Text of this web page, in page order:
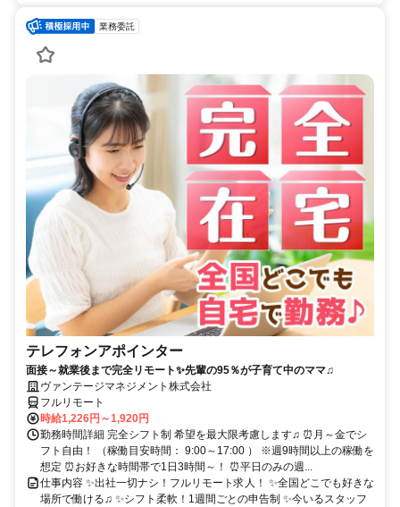
業務委託
テレフォンアポインター
面接～就業後まで完全リモート✨先輩の95％が子育て中のママ♫
ヴァンテージマネジメント株式会社
フルリモート
時給1,226円～1,920円
勤務時間詳細 完全シフト制 希望を最大限考慮します♫ ⏰月～金でシ
フト自由！ （稼働目安時間： 9:00～17:00 ） ※週9時間以上の稼働を
想定 ⏰お好きな時間帯で1日3時間～！ ⏰平日のみの週...
仕事内容 ✨出社一切ナシ！フルリモート求人！ ✨全国どこでも好きな
場所で働ける♫ ✨シフト柔軟！1週間ごとの申告制 ✨今いるスタッフ